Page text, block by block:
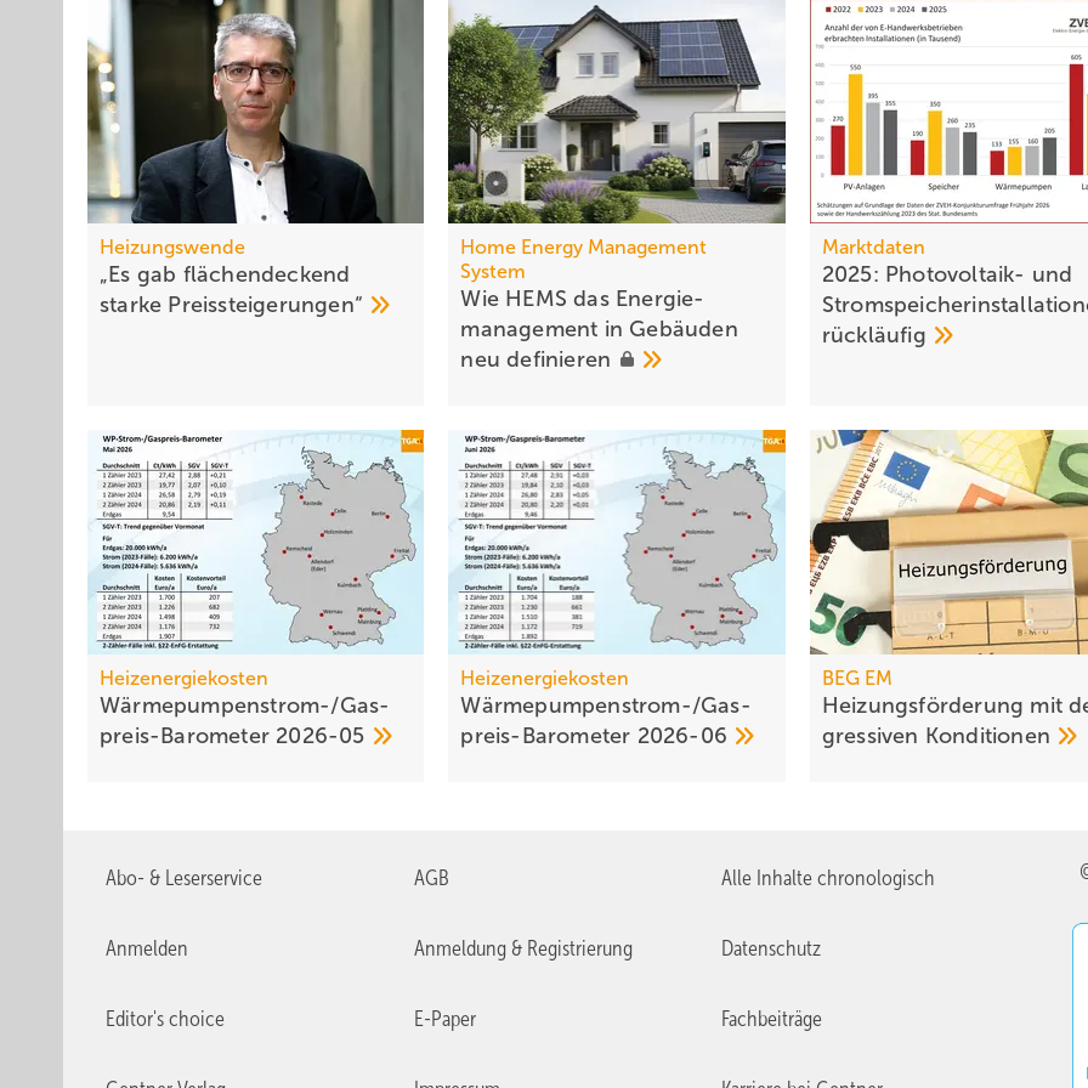
Heizungswende
„Es gab flächen­deckend
starke Preis­steigerungen“
Home Energy Management
System
Wie HEMS das Energie­
manage­ment in Gebäuden
neudefinieren
Marktdaten
2025: Photovoltaik- und
rückläufig
Heizenergiekosten
Wärmepumpen­strom-/Gas­
preis-Baro­meter 2026-05
Heizenergiekosten
Wärmepumpen­strom-/Gas­
preis-Baro­meter 2026-06
BEG EM
Heizungs­förderung mit
gres­siven Kondi­tionen
Abo- & Leserservice AGB Alle Inhalte chronologisch
Anmelden Anmeldung & Registrierung Datenschutz
Editor's choice E-Paper Fachbeiträge